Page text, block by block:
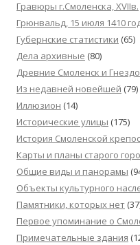
Гравюры г.Смоленска, XVIIв.
Грюнвальд, 15 июля 1410
Губернские статистики (65)
Дела архивные (80)
Древние Смоленск и
Из недавней новейшей (79)
Иллюзион (14)
Исторические улицы (175)
История Смоленской
Карты и планы старого
Общие виды и панорамы
Объекты культурного
Памятники, которых нет
Первое упоминание о
Примечательные здания